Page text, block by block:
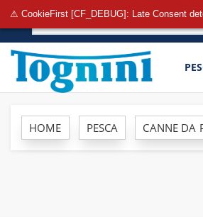
⚠ CookieFirst [CF_DEBUG]: Late Consent
HOME PESCA CANNE DA